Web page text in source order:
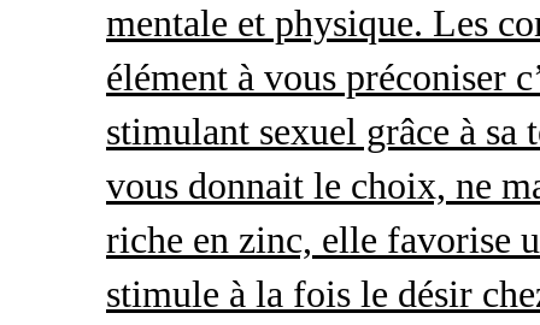
mentale et physique. Les
élément à vous préconiser
stimulant sexuel grâce à sa
vous donnait le choix, ne
riche en zinc, elle favorise
stimule à la fois le désir